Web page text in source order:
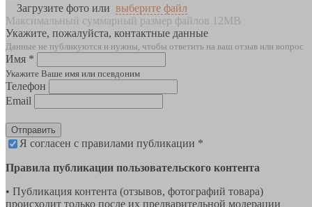
Загрузите фото или выберите файл
Максимальный суммарный размер файлов 12MB
Укажите, пожалуйста, контактные данные
Данные не публикуются и нужны, чтобы ответить на ваш отзыв или вопрос
Имя *
Укажите Ваше имя или псевдоним
Телефон
Email
Отправить
Я согласен с правилами публикации *
Правила публикации пользовательского контента
• Публикация контента (отзывов, фотографий товара)
происходит только после их предварительной модерации